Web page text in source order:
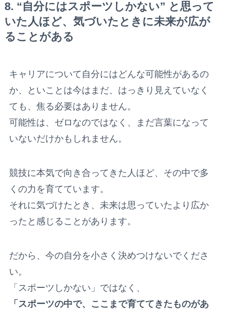
8. “自分にはスポーツしかない” と思って
いた人ほど、気づいたときに未来が広が
ることがある
キャリアについて自分にはどんな可能性があるの
か、といことは今はまだ、はっきり見えていなく
ても、焦る必要はありません。
可能性は、ゼロなのではなく、まだ言葉になって
いないだけかもしれません。
競技に本気で向き合ってきた人ほど、その中で多
くの力を育てています。
それに気づけたとき、未来は思っていたより広か
ったと感じることがあります。
だから、今の自分を小さく決めつけないでくださ
い。
「スポーツしかない」ではなく、
「スポーツの中で、ここまで育ててきたものがあ